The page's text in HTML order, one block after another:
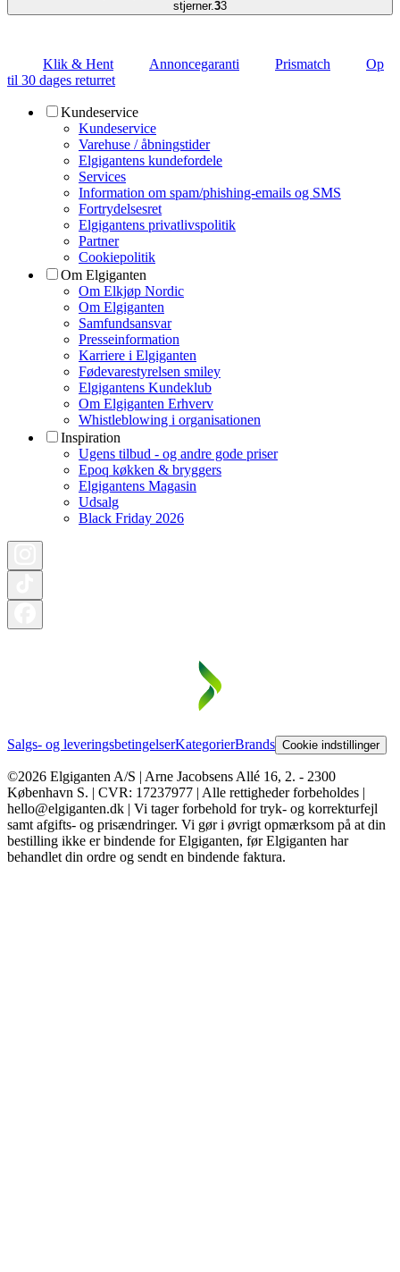
stjerner.33
Klik & Hent Annoncegaranti Prismatch
Op
til 30 dages returret
Kundeservice
Kundeservice
Varehuse / åbningstider
Elgigantens kundefordele
Services
Information om spam/phishing-emails og SMS
Fortrydelsesret
Elgigantens privatlivspolitik
Partner
Cookiepolitik
Om Elgiganten
Om Elkjøp Nordic
Om Elgiganten
Samfundsansvar
Presseinformation
Karriere i Elgiganten
Fødevarestyrelsen smiley
Elgigantens Kundeklub
Om Elgiganten Erhverv
Whistleblowing i organisationen
Inspiration
Ugens tilbud - og andre gode priser
Epoq køkken & bryggers
Elgigantens Magasin
Udsalg
Black Friday 2026
Salgs- og leveringsbetingelserKategorierBrands Cookie indstillinger
©2026 Elgiganten A/S | Arne Jacobsens Allé 16, 2. - 2300
København S. | CVR: 17237977 | Alle rettigheder forbeholdes |
hello@elgiganten.dk | Vi tager forbehold for tryk- og korrekturfejl
samt afgifts- og prisændringer. Vi gør i øvrigt opmærksom på at din
bestilling ikke er bindende for Elgiganten, før Elgiganten har
behandlet din ordre og sendt en bindende faktura.